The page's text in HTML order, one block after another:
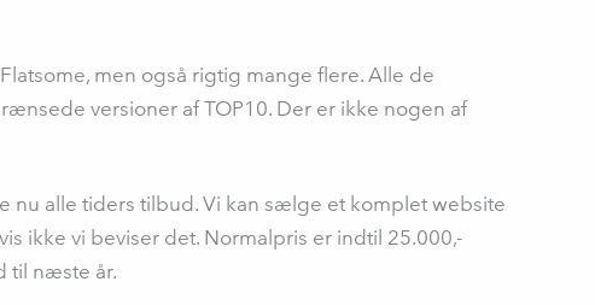
men også rigtig mange flere. Alle de
versioner af TOP10. Der er ikke nogen af
nu alle tiders tilbud. Vi kan sælge et komplet website
ikke vi beviser det. Normalpris er indtil 25.000,-
til næste år.